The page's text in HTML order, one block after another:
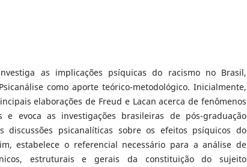
as implicações psíquicas do racismo no Brasil,
como aporte teórico-metodológico. Inicialmente,
elaborações de Freud e Lacan acerca de fenômenos
e evoca as investigações brasileiras de pós-graduação
discussões psicanalíticas sobre os efeitos psíquicos do
estabelece o referencial necessário para a análise de
estruturais e gerais da constituição do sujeito